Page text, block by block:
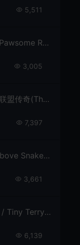
5,511
森灵旅社 / Pawsome Resort 像素风模拟经营RPG游戏
3,005
搜魔人英雄联盟传奇(The Mageseeker: A League of Legends Story)简中|PC|ACT|动作角色扮演游戏
7,397
蛇上而生(Above Snakes)简中|PC|荒野西部角色扮演游戏
3,661
瞎闹猎车手 / Tiny Terrys Turbo Trip 开放世界卡通动作RPG游戏
6,139